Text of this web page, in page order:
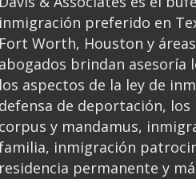
inmigración preferido en
Fort Worth, Houston y
abogados brindan asesoría
los aspectos de la ley de
defensa de deportación, los
corpus y mandamus,
inmigración
residencia permanente y